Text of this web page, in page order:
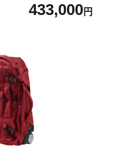
433,000円